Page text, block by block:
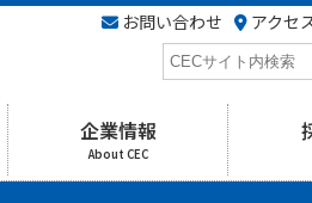
検
索
企業情報
About CEC
お問い合わせ アクセ